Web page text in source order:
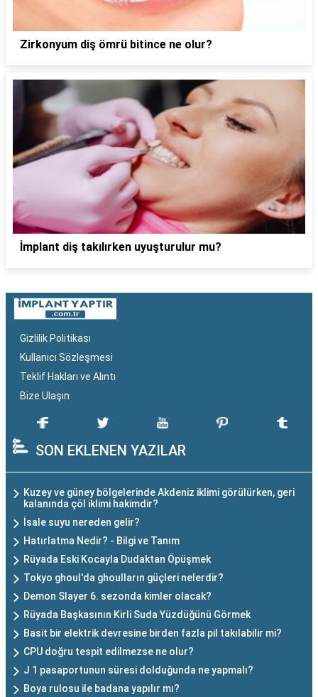
Zirkonyum diş ömrü bitince ne olur?
İmplant diş takılırken uyuşturulur mu?
Gizlilik Politikası
Kullanıcı Sözleşmesi
Teklif Hakları ve Alıntı
Bize Ulaşın
SON EKLENEN YAZILAR
Kuzey ve güney bölgelerinde Akdeniz iklimi görülürken, geri
kalanında çöl iklimi hakimdir?
İsale suyu nereden gelir?
Hatırlatma Nedir? - Bilgi ve Tanım
Rüyada Eski Kocayla Dudaktan Öpüşmek
Tokyo ghoul'da ghoulların güçleri nelerdir?
Demon Slayer 6. sezonda kimler olacak?
Rüyada Başkasının Kirli Suda Yüzdüğünü Görmek
Basit bir elektrik devresine birden fazla pil takılabilir mi?
CPU doğru tespit edilmezse ne olur?
J 1 pasaportunun süresi dolduğunda ne yapmalı?
Boya rulosu ile badana yapılır mı?